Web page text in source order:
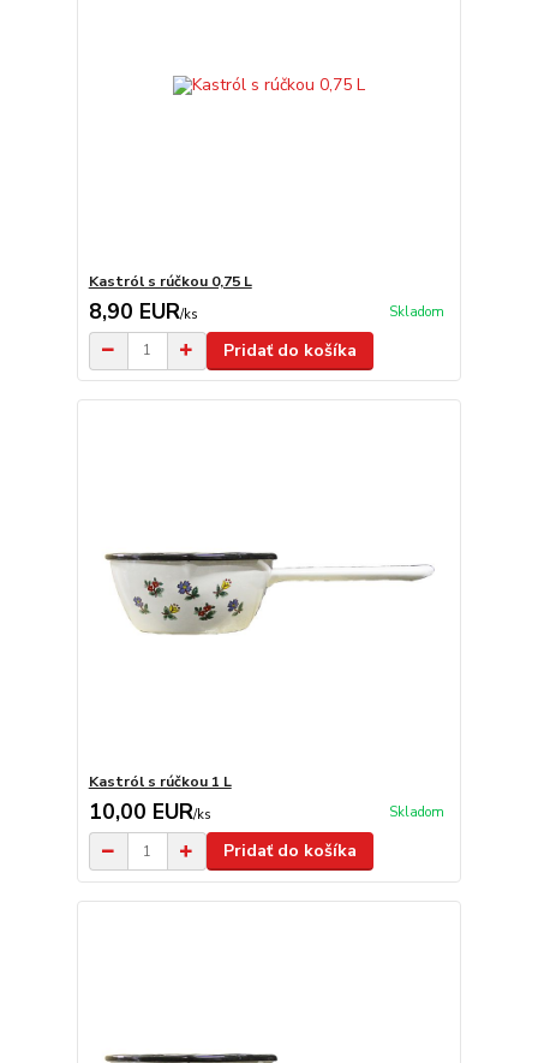
Kastról s rúčkou 0,75 L
8,90 EUR/ks Skladom
Pridať do košíka
Kastról s rúčkou 1 L
10,00 EUR/ks Skladom
Pridať do košíka